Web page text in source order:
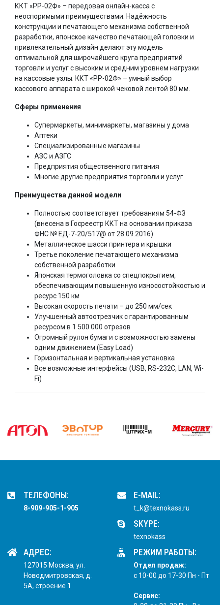
ККТ «РР-02Ф» – передовая онлайн-касса с
неоспоримыми преимуществами. Надёжность
конструкции и печатающего механизма собственной
разработки, японское качество печатающей головки и
привлекательный дизайн делают эту модель
оптимальной для широчайшего круга предприятий
торговли и услуг с высоким и средним уровнем нагрузки
на кассовые узлы. ККТ «РР-02Ф» – умный выбор
кассового аппарата с широкой чековой лентой 80 мм.
Сферы применения
Супермаркеты, минимаркеты, магазины у дома
Аптеки
Специализированные магазины
АЗС и АЗГС
Предприятия общественного питания
Многие другие предприятия торговли и услуг
Преимущества данной модели
Полностью соответствует требованиям 54-ФЗ
(внесена в Госреестр ККТ на основании приказа
ФНС № ЕД-7-20/517@ от 28.09.2016)
Металлическое шасси принтера и крышки
Третье поколение печатающего механизма
собственной разработки
Японская термоголовка со спецпокрытием,
обеспечивающим повышенную износостойкостью и
ресурс 150 км
Высокая скорость печати – до 250 мм/сек
Улучшенный автоотрезчик с гарантированным
ресурсом в 1 500 000 отрезов
Огромный рулон бумаги с возможностью замены
одним движением (Easy Load)
Горизонтальная и вертикальная установка
Все возможные интерфейсы (USB, RS-232C, LAN, Wi-
Fi)
ТЕЛЕФОНЫ:
8-909-905-1-905
E-MAIL:
t_k@texnokass.ru
SKYPE:
texnokass
АДРЕС:
127015 Москва, ул.
Новодмитровская, д.
5А, строение 1.
РЕЖИМ РАБОТЫ:
Отдел продаж:
с 10-00 до 17-30 Пн - Пт
Сервис: